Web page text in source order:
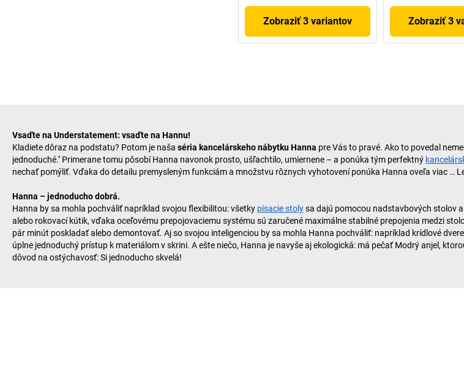
Zobraziť 3 variantov Zobraziť 3
Vsaďte na Understatement: vsaďte na Hannu!
Kladiete dôraz na podstatu? Potom je naša séria kancelárskeho nábytku Hanna pre Vás to pravé. Ako to povedal
jednoduché.'' Primerane tomu pôsobí Hanna navonok prosto, ušľachtilo, umiernene – a ponúka tým perfektný
nechať pomýliť. Vďaka do detailu premysleným funkciám a množstvu rôznych vyhotovení ponúka Hanna oveľa viac …
Hanna – jednoducho dobrá.
Hanna by sa mohla pochváliť napríklad svojou flexibilitou: všetky písacie stolysa dajú pomocou nadstavbových stolov
alebo rokovací kútik, vďaka oceľovému prepojovaciemu systému sú zaručené maximálne stabilné prepojenia medzi
pár minút poskladať alebo demontovať. Aj so svojou inteligenciou by sa mohla Hanna pochváliť: napríklad krídlové
úplne jednoduchý prístup k materiálom v skrini. A ešte niečo, Hanna je navyše aj ekologická: má pečať Modrý anjel,
dôvod na ostýchavosť: Si jednoducho skvelá!